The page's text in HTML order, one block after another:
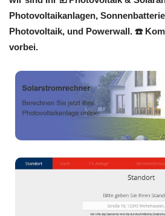
Photovoltaikanlagen,
Photovoltaik, und Powerwall. ☎️
vorbei.